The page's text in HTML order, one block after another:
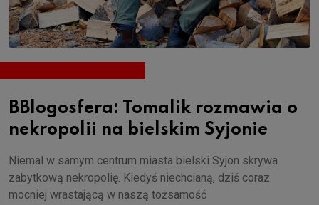
BBlogosfera: Tomalik rozmawia o
nekropolii na bielskim Syjonie
Niemal w samym centrum miasta bielski Syjon skrywa
zabytkową nekropolię. Kiedyś niechcianą, dziś coraz
mocniej wrastającą w naszą tożsamość